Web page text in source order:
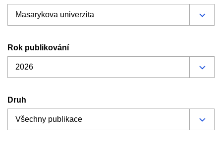
Rok publikování
Druh